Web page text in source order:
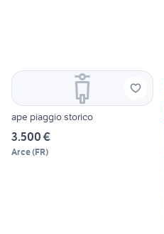
ape piaggio storico
3.500 €
Arce(FR)